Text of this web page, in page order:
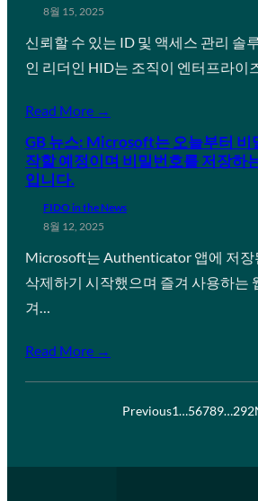
8월 15, 2025
신뢰할 수 있는 ID 및 액세스 관리 솔
인 리더인 HID는 조직이 엔터프라이
Read More →
GB 뉴스: Microsoft는 오늘부터 비
작할 예정이며 비밀번호를 저장하
입니다.
FIDO in the News
8월 12, 2025
Microsoft는 Authenticator 앱에 저장
삭제하기 시작했으며 즐겨 사용하는
겨…
Read More →
Previous1…56789…292